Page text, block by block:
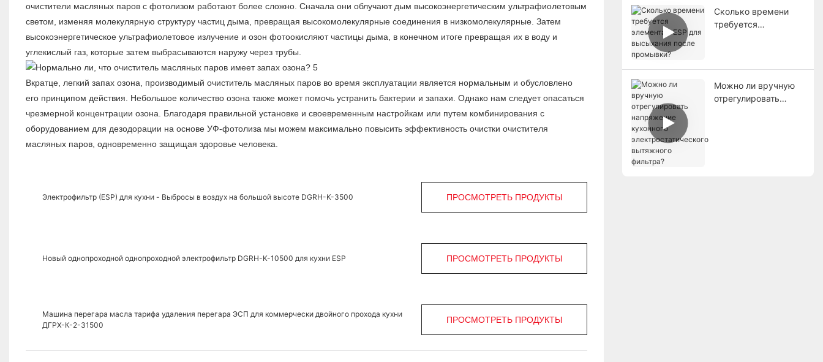
очистители масляных паров с фотолизом работают более сложно. Сначала они облучают дым высокоэнергетическим ультрафиолетовым
светом, изменяя молекулярную структуру частиц дыма, превращая высокомолекулярные соединения в низкомолекулярные. Затем
высокоэнергетическое ультрафиолетовое излучение и озон фотоокисляют частицы дыма, в конечном итоге превращая их в воду и
углекислый газ, которые затем выбрасываются наружу через трубы.
Вкратце, легкий запах озона, производимый очиститель масляных паров во время эксплуатации является нормальным и обусловлено
его принципом действия. Небольшое количество озона также может помочь устранить бактерии и запахи. Однако нам следует опасаться
чрезмерной концентрации озона. Благодаря правильной установке и своевременным настройкам или путем комбинирования с
оборудованием для дезодорации на основе УФ-фотолиза мы можем максимально повысить эффективность очистки очистителя
масляных паров, одновременно защищая здоровье человека.
Электрофильтр (ESP) для кухни - Выбросы в воздух на большой высоте DGRH-K-3500 ПРОСМОТРЕТЬ ПРОДУКТЫ
Новый однопроходной однопроходной электрофильтр DGRH-K-10500 для кухни ESP ПРОСМОТРЕТЬ ПРОДУКТЫ
Машина перегара масла тарифа удаления перегара ЭСП для коммерчески двойного прохода кухни
ДГРХ-К-2-31500
ПРОСМОТРЕТЬ ПРОДУКТЫ
Сколько времени
требуется
Можно ли вручную
отрегулировать